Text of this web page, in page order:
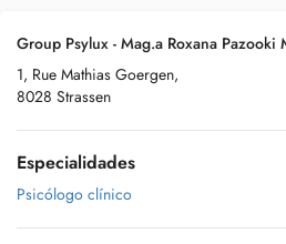
Group Psylux - Mag.a Roxana Pazooki
1, Rue Mathias Goergen,
8028 Strassen
Especialidades
Psicólogo clínico